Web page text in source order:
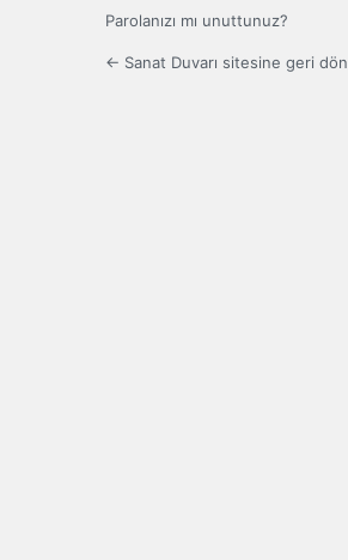
Parolanızı mı unuttunuz?
← Sanat Duvarı sitesine geri dön